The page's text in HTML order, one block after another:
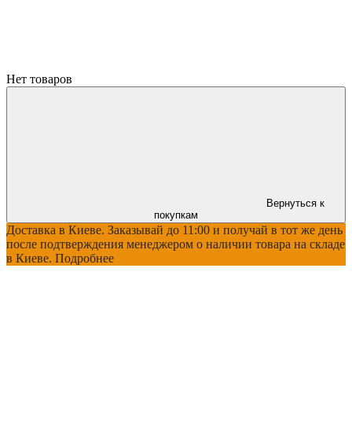
Нет товаров
Вернуться к
покупкам
Доставка в Киеве. Заказывай до 11:00 и получай в тот же день
после подтверждения менеджером о наличии товара на складе
в Киеве. Подробнее